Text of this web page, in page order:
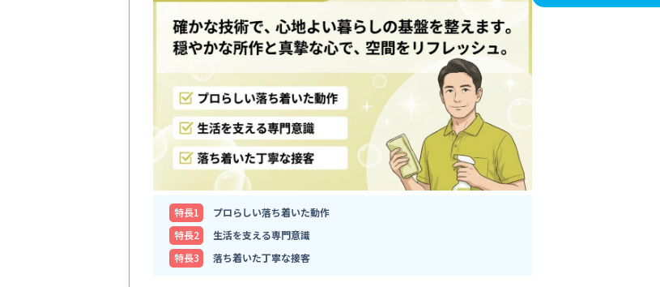
特⻑1
プロらしい落ち着いた動作
特⻑2
生活を支える専門意識
特⻑3
落ち着いた丁寧な接客